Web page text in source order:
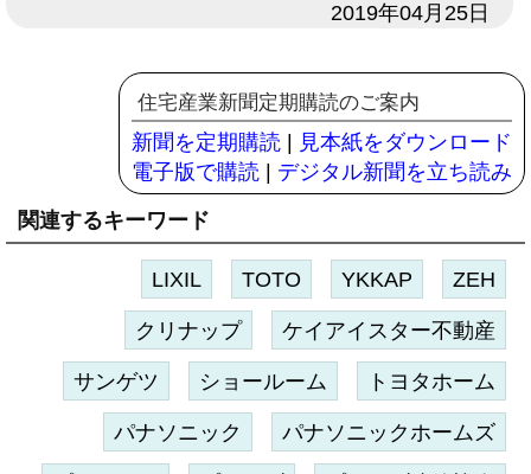
2019年04月25日
住宅産業新聞定期購読のご案内
新聞を定期購読
見本紙をダウンロード
電子版で購読
デジタル新聞を立ち読み
関連するキーワード
LIXIL TOTO YKKAP ZEH
クリナップ ケイアイスター不動産
サンゲツ ショールーム トヨタホーム
パナソニック パナソニックホームズ